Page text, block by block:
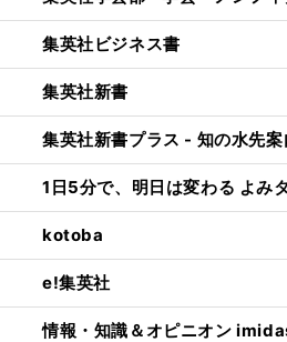
集英社ビジネス書
集英社新書
集英社新書プラス - 知の水先案
1日5分で、明日は変わる よみ
kotoba
e!集英社
情報・知識＆オピニオン